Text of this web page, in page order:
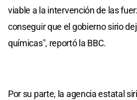
viable a la intervención de las
conseguir que el gobierno sirio
químicas", reportó la BBC.
Por su parte, la agencia estatal